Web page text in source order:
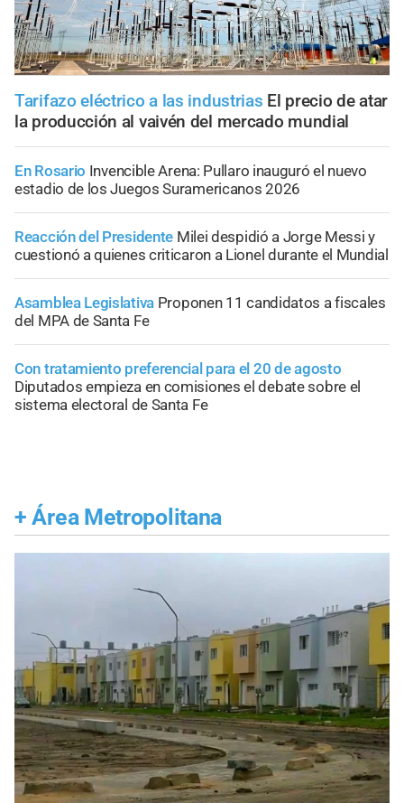
Tarifazo eléctrico a las industrias El precio de atar
la producción al vaivén del mercado mundial
En Rosario Invencible Arena: Pullaro inauguró el nuevo
estadio de los Juegos Suramericanos 2026
Reacción del Presidente Milei despidió a Jorge Messi y
cuestionó a quienes criticaron a Lionel durante el Mundial
Asamblea Legislativa Proponen 11 candidatos a fiscales
del MPA de Santa Fe
Con tratamiento preferencial para el 20 de agosto
Diputados empieza en comisiones el debate sobre el
sistema electoral de Santa Fe
+ Área Metropolitana